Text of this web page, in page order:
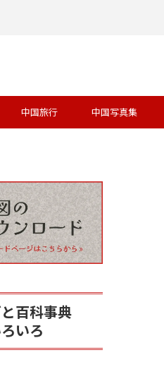
中国旅行 中国写真集
百科事典
いろ